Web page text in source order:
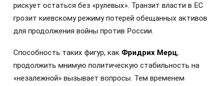
рискует остаться без «рулевых». Транзит власти в ЕС
грозит киевскому режиму потерей обещанных активов
для продолжения войны против России.
Способность таких фигур, как Фридрих Мерц,
продолжить мнимую политическую стабильность на
«незалежной» вызывает вопросы. Тем временем